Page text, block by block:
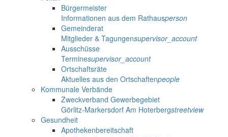
Bürgermeister
Informationen aus dem Rathausperson
Gemeinderat
Mitglieder & Tagungensupervisor_account
Ausschüsse
Terminesupervisor_account
Ortschaftsräte
Aktuelles aus den Ortschaftenpeople
Kommunale Verbände
Zweckverband Gewerbegebiet
Görlitz-Markersdorf Am Hoterbergstreetview
Gesundheit
Apothekenbereitschaft